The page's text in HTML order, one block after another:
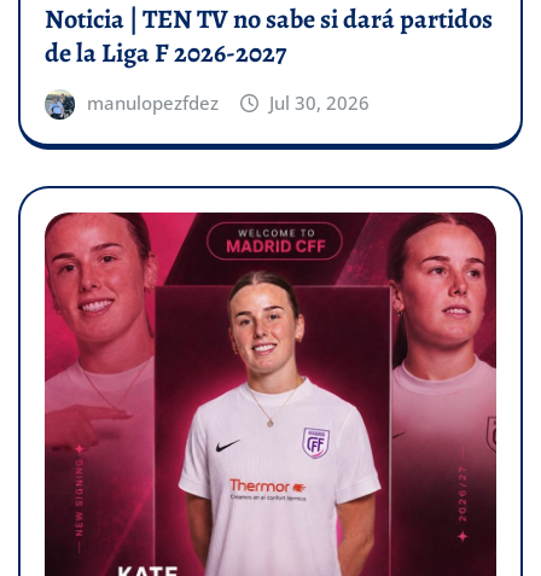
Noticia | TEN TV no sabe si dará partidos
de la Liga F 2026-2027
manulopezfdez Jul 30, 2026